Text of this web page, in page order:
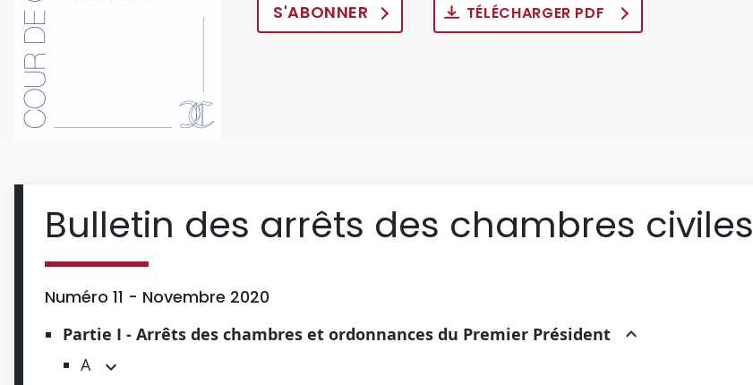
S'ABONNER TÉLÉCHARGER PDF
Bulletin des arrêts des chambres civiles
Numéro 11 - Novembre 2020
Partie I - Arrêts des chambres et ordonnances du Premier Président
A